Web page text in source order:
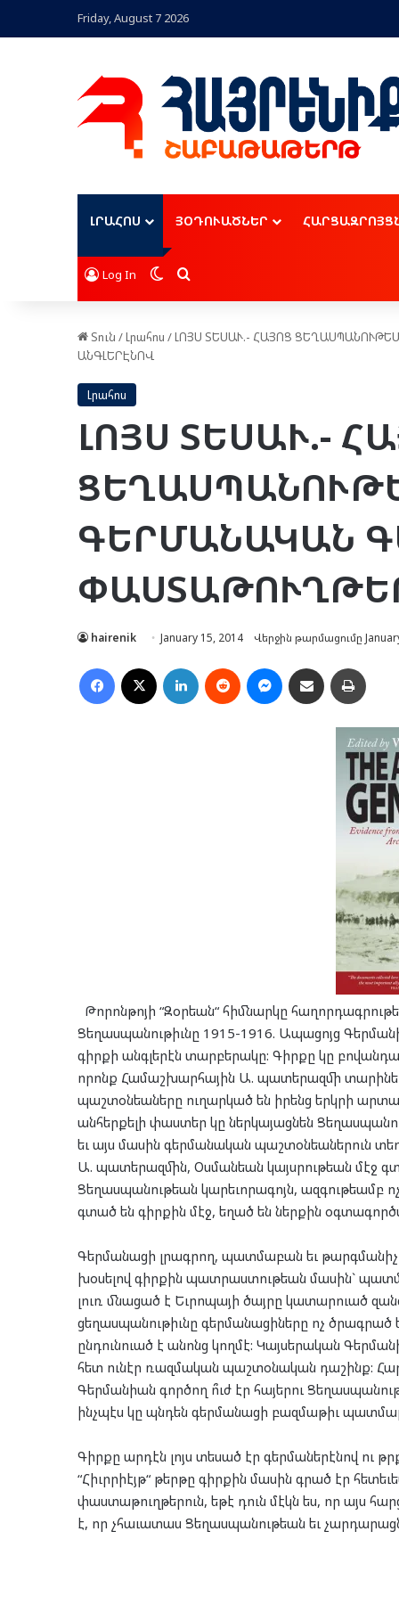
Friday, August 7 2026
ԼՐԱՀՈՍ ՅՕԴՈՒԱԾՆԵՐ
Log In Switch skin
Որոնել
Տուն /Լրահոս /ԼՈՅՍ ՏԵՍԱՒ.- ՀԱՅՈՑ
ԱՆԳԼԵՐԷՆՈՎ
Լրահոս
ԼՈՅՍ ՏԵՍԱՒ.-
ԳԵՐՄԱՆԱԿԱՆ
hairenik January 15, 2014 Վերջին թարմացումը
Facebook LinkedIn Reddit MessengerՈւղարկել նամակ
Թորոնթոյի “Զօրեան“ հիմնարկը
Ցեղասպանութիւնը 1915-1916. Ապացոյց
գիրքի անգլերէն տարբերակը: Գիրքը կը
որոնք Համաշխարհային Ա. պատերազմի
պաշտօնեաները ուղարկած են իրենց երկրի
անհերքելի փաստեր կը ներկայացնեն
եւ այս մասին գերմանական պաշտօնեաներուն
Ա. պատերազմին, Օսմանեան կայսրութեան մէջ
Ցեղասպանութեան կարեւորագոյն, ազգութեամբ
գտած են գիրքին մէջ, եղած են ներքին
Գերմանացի լրագրող, պատմաբան եւ
խօսելով գիրքին պատրաստութեան մասին`
լուռ մնացած է Եւրոպայի ծայրը կատարուած
ցեղասպանութիւնը գերմանացիները ոչ
ընդունուած է անոնց կողմէ: Կայսերական
հետ ունէր ռազմական պաշտօնական դաշինք:
Գերմանիան գործող ո՞ւժ էր հայերու
ինչպէս կը պնդեն գերմանացի բազմաթիւ
Գիրքը արդէն լոյս տեսած էր գերմաներէնով ու
“Հիւրրիէյթ“ թերթը գիրքին մասին գրած էր
փաստաթուղթերուն, եթէ դուն մէկն ես, որ այս
է, որ չհաւատաս Ցեղասպանութեան եւ